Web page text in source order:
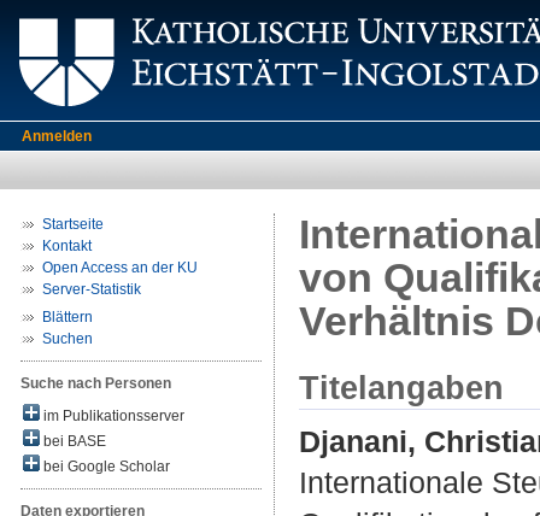
Anmelden
Startseite
Kontakt
Open Access an der KU
Server-Statistik
Blättern
Suchen
Suche nach Personen
im Publikationsserver
bei BASE
bei Google Scholar
Daten exportieren
von
Verhältnis
Titelangaben
Djanani,
Internationale